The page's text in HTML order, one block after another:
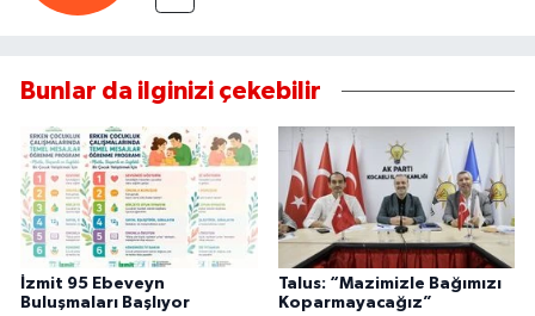
Bunlar da ilginizi çekebilir
İzmit 95 Ebeveyn
Buluşmaları Başlıyor
Talus: “Mazimizle Bağımızı
Koparmayacağız”